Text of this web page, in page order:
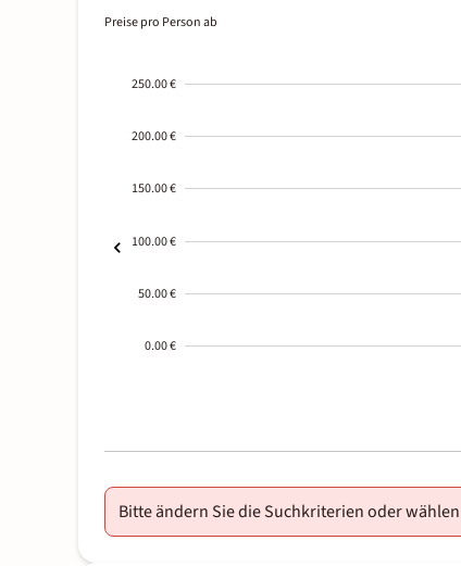
Preise pro Person ab
250.00 €
200.00 €
150.00 €
100.00 €
50.00 €
0.00 €
01-02
Bitte ändern Sie die Suchkriterien oder